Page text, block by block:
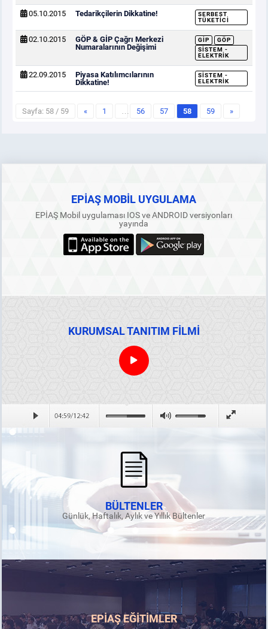
05.10.2015 Tedarikçilerin Dikkatine!
SERBEST
TÜKETICI
02.10.2015
GÖP & GİP Çağrı Merkezi
Numaralarının Değişimi
GİP
GÖP
SISTEM -
ELEKTRIK
22.09.2015
Piyasa Katılımcılarının
Dikkatine!
SISTEM -
ELEKTRIK
Sayfa: 58 / 59 « 1 … 56 57 58 59 »
EPİAŞ MOBİL UYGULAMA
EPİAŞ Mobil uygulaması IOS ve ANDROID versiyonları
yayında
KURUMSAL TANITIM FİLMİ
BÜLTENLER
Günlük, Haftalık, Aylık ve Yıllık Bültenler
EPİAŞ EĞİTİMLER